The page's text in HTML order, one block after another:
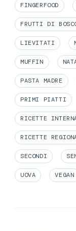
FINGERFOOD
FRUTTI DI
LIEVITATI
MUFFIN
PASTA MADRE
PRIMI PIATTI
RICETTE
RICETTE
SECONDI
UOVA VEGAN